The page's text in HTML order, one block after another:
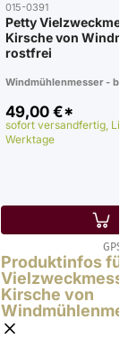
015-0391
Petty
Kirsche von
rostfrei
Windmühlenmesser - by
49,00 €*
sofort versandfertig,
Werktage
GPSR
Produktinfos für
Kirsche von